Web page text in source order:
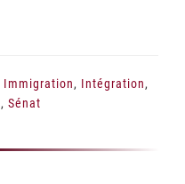
Immigration, Intégration,
, Sénat